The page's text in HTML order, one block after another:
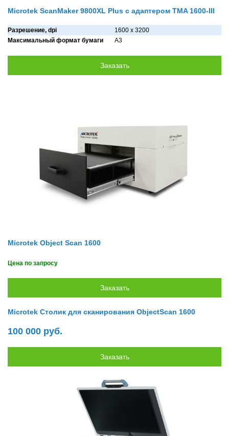
Microtek ScanMaker 9800XL Plus с адaптеpом TMA 1600-III
Разрешение, dpi
1600 х 3200
Максимальный формат бумаги
A3
Microtek Object Scan 1600
Цена по запросу
Microtek Столик для сканирования ObjectScan 1600
100 000 руб.